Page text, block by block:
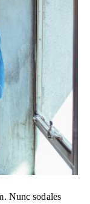
Nunc sodales